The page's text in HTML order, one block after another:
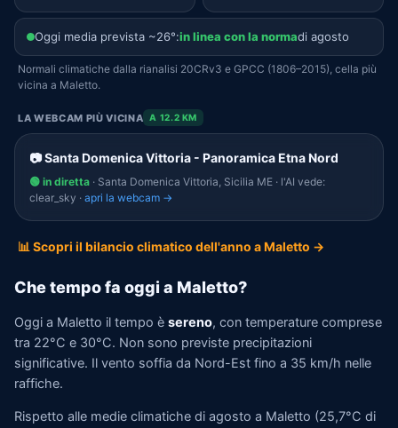
Oggi media prevista ~26°:in linea con la normadi agosto
Normali climatiche dalla rianalisi 20CRv3 e GPCC (1806–2015), cella più
vicina a Maletto.
LA WEBCAM PIÙ VICINA A 12.2 KM
📷 Santa Domenica Vittoria - Panoramica Etna Nord
🟢 in diretta · Santa Domenica Vittoria, Sicilia ME · l'AI vede:
clear_sky · apri la webcam →
📊 Scopri il bilancio climatico dell'anno a Maletto →
Che tempo fa oggi a Maletto?
Oggi a Maletto il tempo è sereno, con temperature comprese
tra 22°C e 30°C. Non sono previste precipitazioni
significative. Il vento soffia da Nord-Est fino a 35 km/h nelle
raffiche.
Rispetto alle medie climatiche di agosto a Maletto (25,7°C di